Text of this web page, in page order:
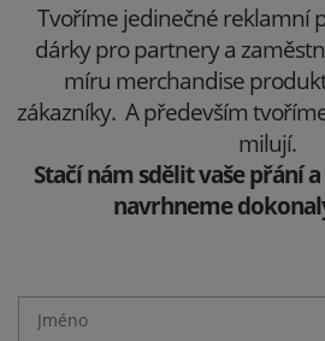
Tvoříme jedinečné reklamní
dárky pro partnery a
míru merchandise
zákazníky. A především
milují.
Stačí nám sdělit vaše přání
navrhneme